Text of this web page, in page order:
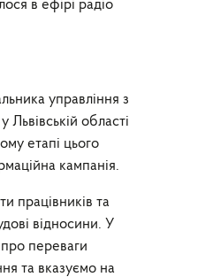
в ефірі радіо
управління з
області
етапі цього
кампанія.
працівників та
відносини. У
про переваги
та вказуємо на